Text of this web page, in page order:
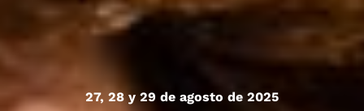
27, 28 y 29 de agosto de 2025